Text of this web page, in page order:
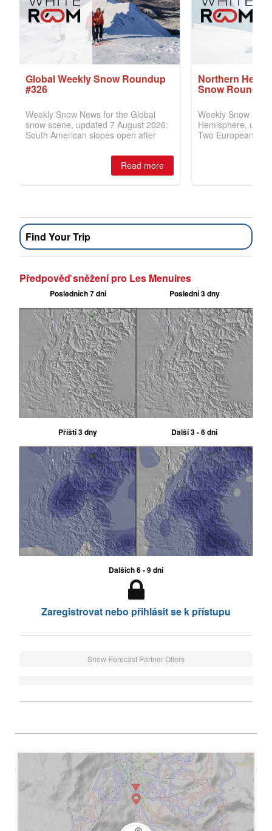
Find Your Trip
Předpověď sněžení pro Les Menuires
Posledních 7 dní Poslední 3 dny
Příští 3 dny Další 3 - 6 dní
Dalších 6 - 9 dní
Zaregistrovat nebo přihlásit se k přístupu
Snow-Forecast Partner Offers